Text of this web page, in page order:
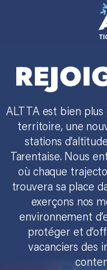
ALTTA est bien plus
territoire, une
stations
Tarentaise. Nous
où chaque
trouvera sa place
exerçons nos
environnement
protéger et
vacanciers des